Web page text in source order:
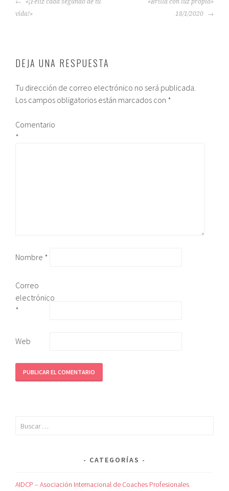
«¡Feliz cada segundo de tu
vida!»
«Brilla con luz propia»
18/1/2020
DEJA UNA RESPUESTA
Tu dirección de correo electrónico no será publicada.
Los campos obligatorios están marcados con *
Comentario
*
Nombre *
Correo
electrónico
*
Web
CATEGORÍAS
AIDCP – Asociación Internacional de Coaches Profesionales